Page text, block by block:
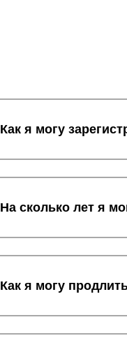
Как я могу
На сколько лет я
Как я могу